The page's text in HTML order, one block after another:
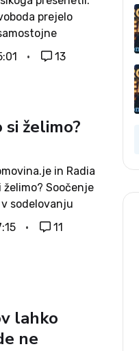
prejelo
prag,
letošnjih volitvah
13
želimo?
in Radia
želimo? Soočenje
sodelovanju
političnih strank
je bila osrednja...
11
lahko
ne